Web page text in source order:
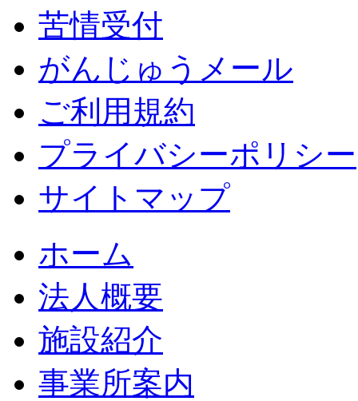
苦情受付
がんじゅうメール
ご利用規約
プライバシーポリシー
サイトマップ
ホーム
法人概要
施設紹介
事業所案内